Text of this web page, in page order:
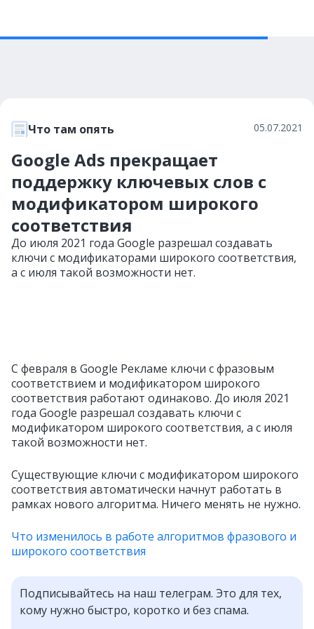
Что там опять 05.07.2021
Google Ads прекращает
поддержку ключевых слов с
модификатором широкого
соответствия
До июля 2021 года Google разрешал создавать
ключи с модификаторами широкого соответствия,
а с июля такой возможности нет.
С февраля в Google Рекламе ключи с фразовым
соответствием и модификатором широкого
соответствия работают одинаково. До июля 2021
года Google разрешал создавать ключи с
модификатором широкого соответствия, а с июля
такой возможности нет.
Существующие ключи с модификатором широкого
соответствия автоматически начнут работать в
рамках нового алгоритма. Ничего менять не нужно.
Что изменилось в работе алгоритмов фразового и
широкого соответствия
Подписывайтесь на наш телеграм. Это для тех,
кому нужно быстро, коротко и без спама.